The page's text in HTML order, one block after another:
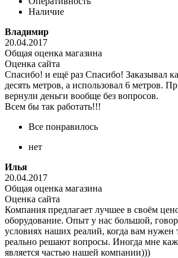
Наличие
Владимир
20.04.2017
Общая оценка магазина
Оценка сайта
Спасибо! и ещё раз Спасибо! Заказывал
десять метров, а использовал 6 метров.
вернули деньги вообще без вопросов.
Всем бы так работать!!!
Все понравилось
нет
Илья
20.04.2017
Общая оценка магазина
Оценка сайта
Компания предлагает лучшее в своём
оборудование. Опыт у нас большой,
условиях наших реалий, когда вам нужен
реально решают вопросы. Иногда мне
является частью нашей компании)))